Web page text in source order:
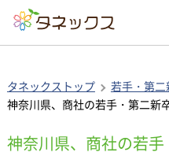
タネックストップ 若手・第
神奈川県、商社の若手・第二新
神奈川県、商社の若